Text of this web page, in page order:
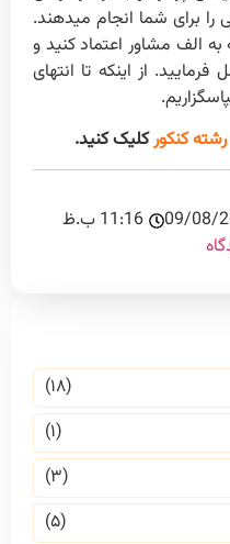
را برای شما انجام میدهند.
الف مشاور اعتماد کنید و
از اینکه تا انتهای
کنکورکلیک کنید.
09/08/
11:16 ب.ظ
(۱۸)
(۱)
(۳)
(۵)